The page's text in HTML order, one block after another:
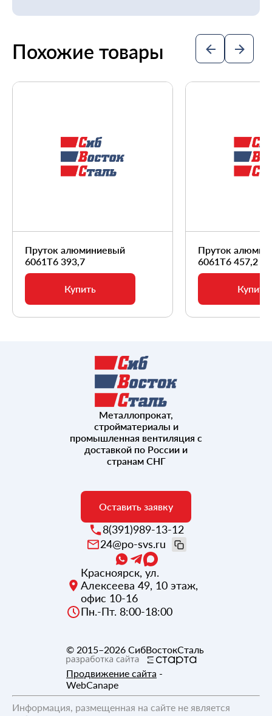
Похожие товары
Пруток алюминиевый
6061Т6 393,7
Купить
Пруток
6061Т6 457,2
Купить
Металлопрокат,
стройматериалы и
промышленная вентиляция с
доставкой по России и
странам СНГ
Оставить заявку
8(391)989-13-12
24@po-svs.ru
Красноярск, ул.
Алексеева 49, 10 этаж,
офис 10-16
Пн.-Пт. 8:00-18:00
© 2015–2026 СибВостокСталь
Продвижение сайта -
WebCanape
Информация, размещенная на сайте не является